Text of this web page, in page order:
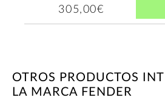
305,00€
OTROS PRODUCTOS
LA MARCA FENDER